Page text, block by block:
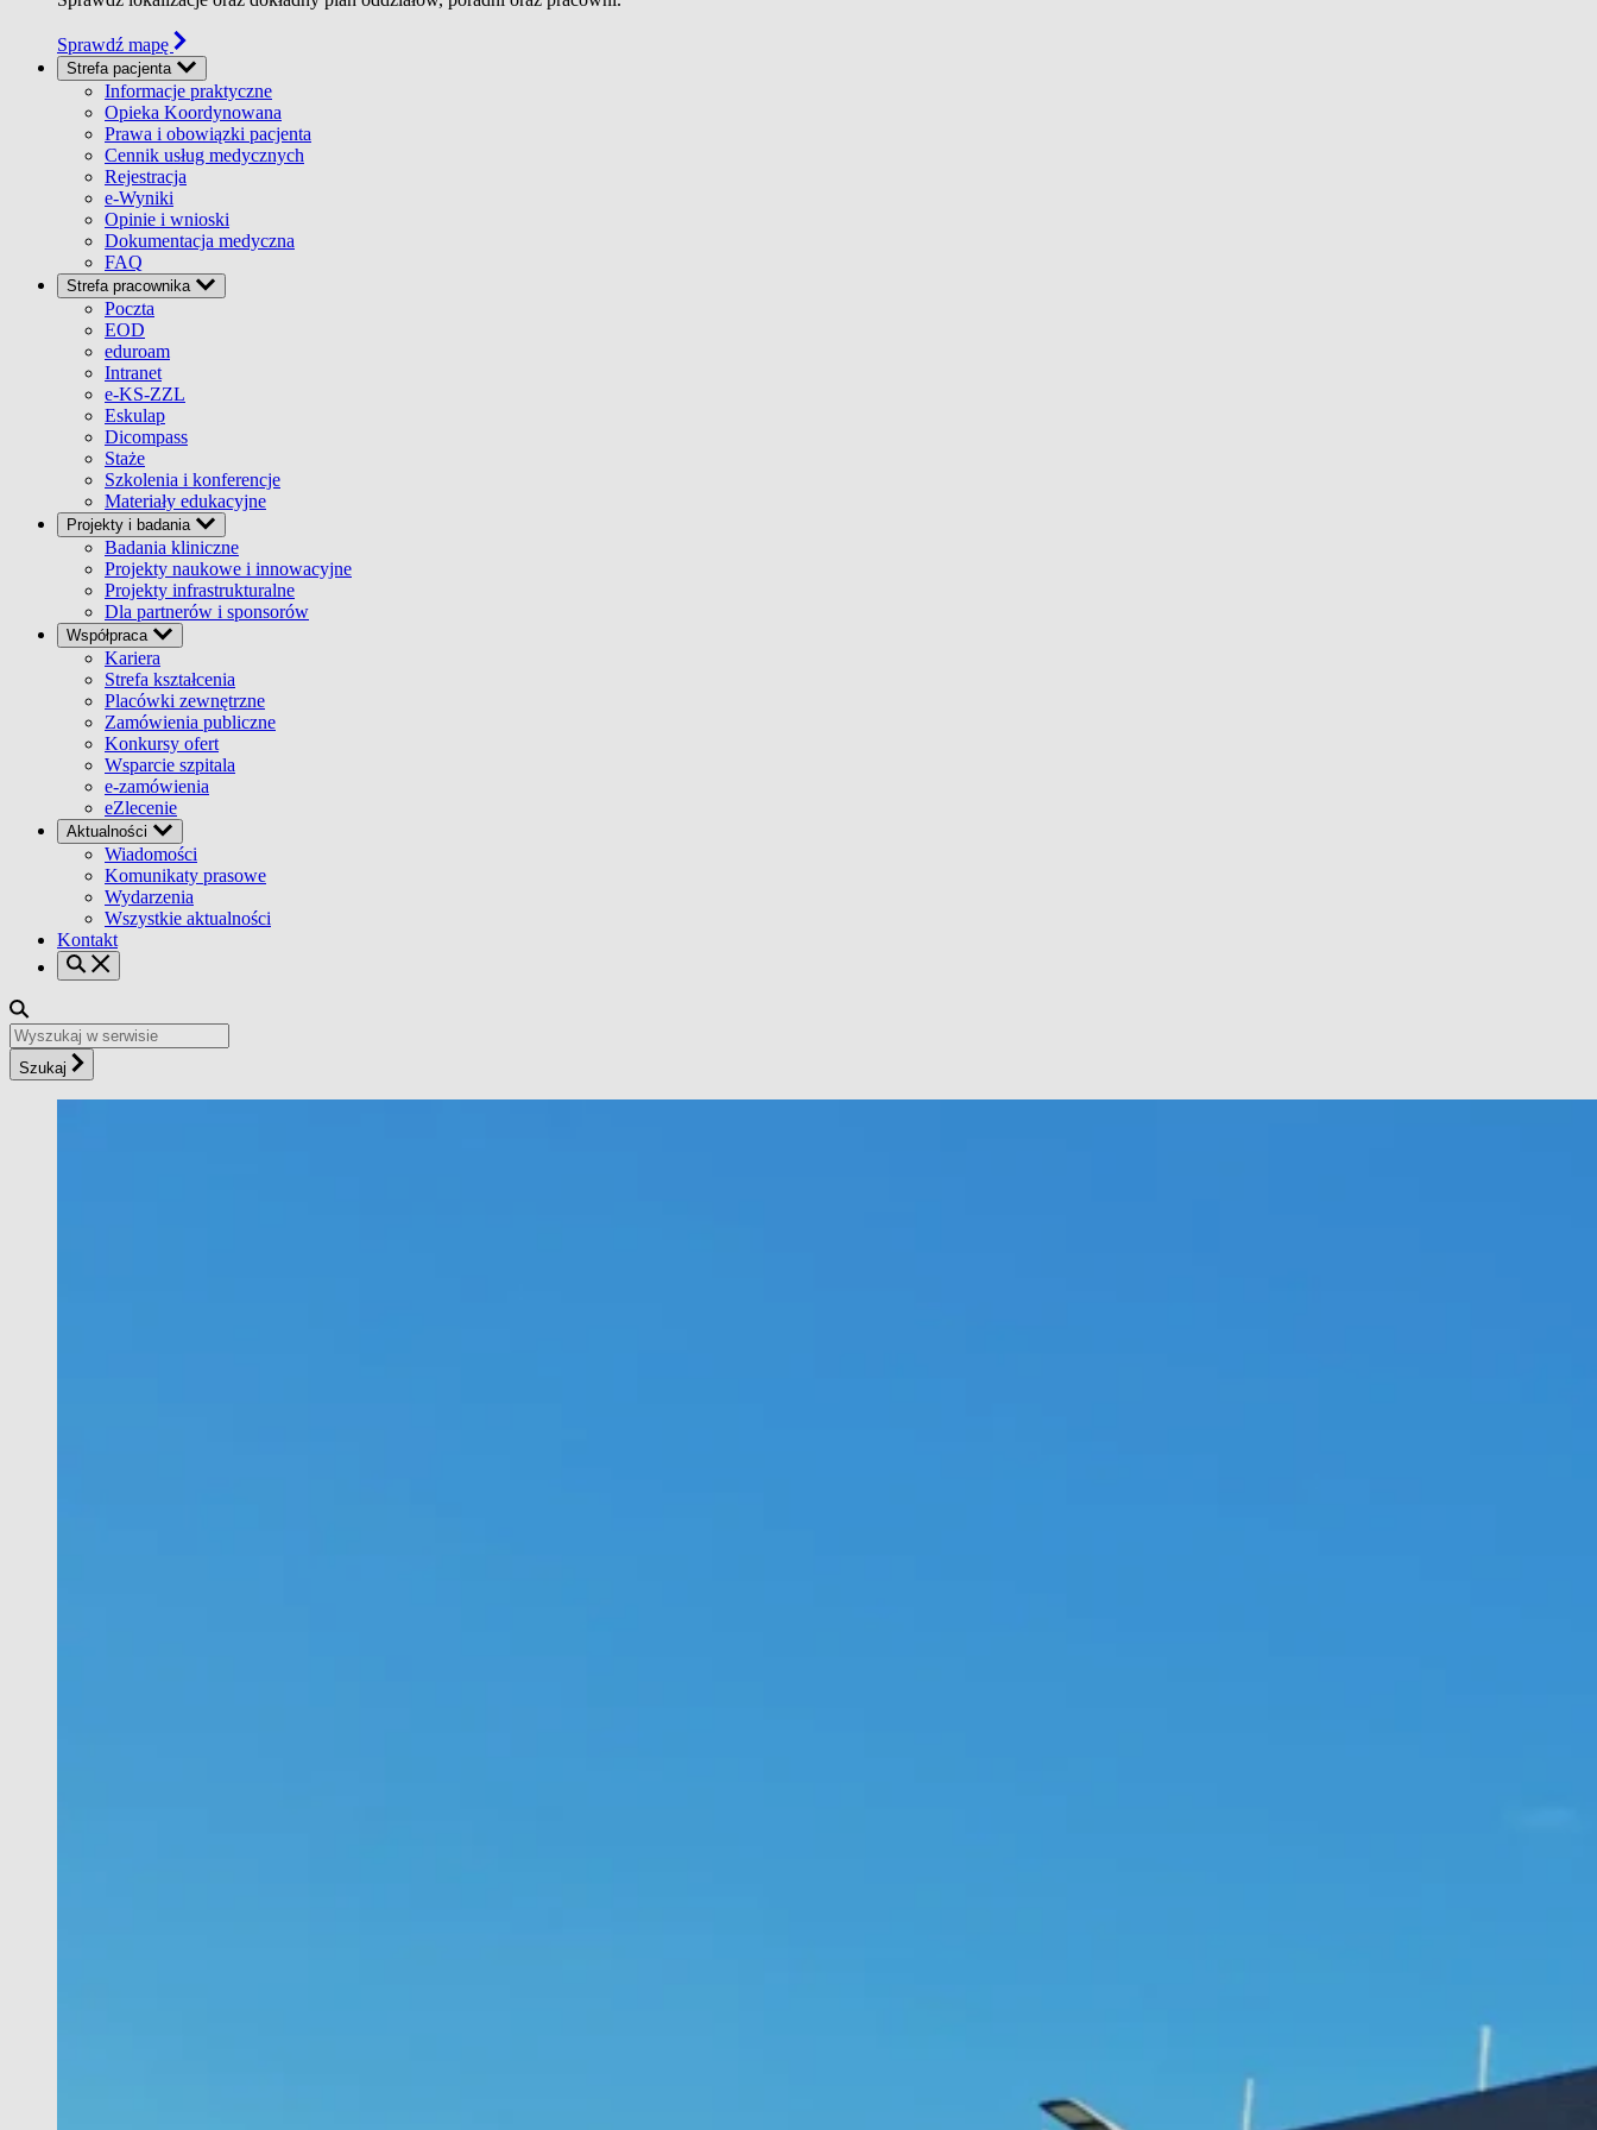
Sprawdź mapę
Strefa pacjenta
Informacje praktyczne
Opieka Koordynowana
Prawa i obowiązki pacjenta
Cennik usług medycznych
Rejestracja
e-Wyniki
Opinie i wnioski
Dokumentacja medyczna
FAQ
Strefa pracownika
Poczta
EOD
eduroam
Intranet
e-KS-ZZL
Eskulap
Dicompass
Staże
Szkolenia i konferencje
Materiały edukacyjne
Projekty i badania
Badania kliniczne
Projekty naukowe i innowacyjne
Projekty infrastrukturalne
Dla partnerów i sponsorów
Współpraca
Kariera
Strefa kształcenia
Placówki zewnętrzne
Zamówienia publiczne
Konkursy ofert
Wsparcie szpitala
e-zamówienia
eZlecenie
Aktualności
Wiadomości
Komunikaty prasowe
Wydarzenia
Wszystkie aktualności
Kontakt
Szukaj